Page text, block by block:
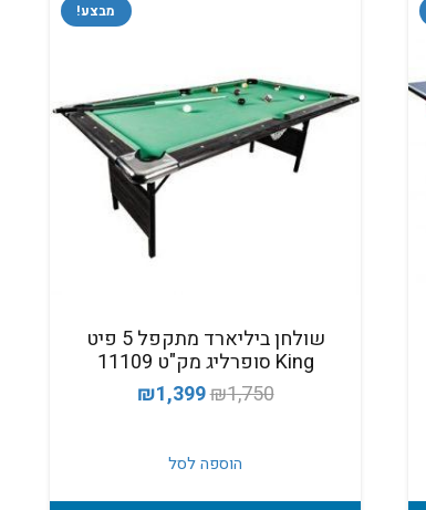
מבצע!
שולחן ביליארד מתקפל 5 פיט
King סופרליג מק"ט 11109
₪1,750
המחיר
היה:
₪1,399
הוספה לסל